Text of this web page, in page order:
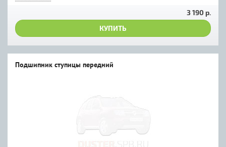
3 190 р.
КУПИТЬ
Подшипник ступицы передний